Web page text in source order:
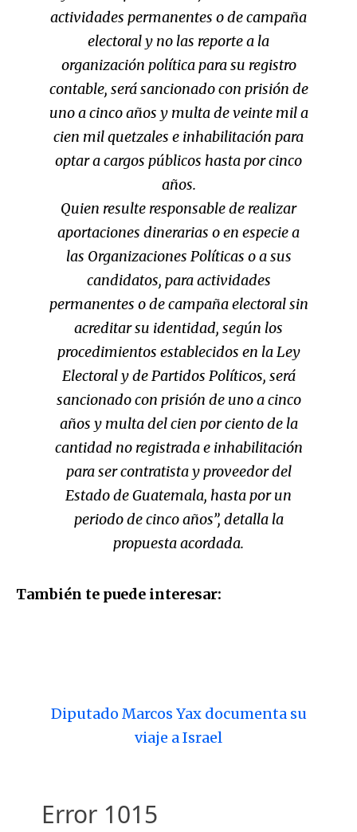
actividades permanentes o de campaña
electoral y no las reporte a la
organización política para su registro
contable, será sancionado con prisión de
uno a cinco años y multa de veinte mil a
cien mil quetzales e inhabilitación para
optar a cargos públicos hasta por cinco
años.
Quien resulte responsable de realizar
aportaciones dinerarias o en especie a
las Organizaciones Políticas o a sus
candidatos, para actividades
permanentes o de campaña electoral sin
acreditar su identidad, según los
procedimientos establecidos en la Ley
Electoral y de Partidos Políticos, será
sancionado con prisión de uno a cinco
años y multa del cien por ciento de la
cantidad no registrada e inhabilitación
para ser contratista y proveedor del
Estado de Guatemala, hasta por un
periodo de cinco años”, detalla la
propuesta acordada.
También te puede interesar:
Diputado Marcos Yax documenta su
viaje a Israel